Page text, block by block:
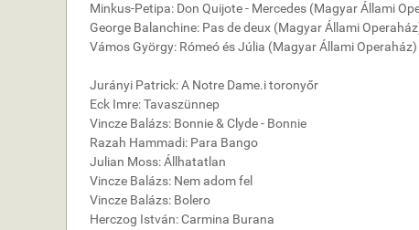
Minkus-Petipa: Don Quijote - Mercedes (Magyar Állami
George Balanchine: Pas de deux (Magyar Állami
Vámos György: Rómeó és Júlia (Magyar Állami Operaház)
Jurányi Patrick: A Notre Dame.i toronyőr
Eck Imre: Tavaszünnep
Vincze Balázs: Bonnie & Clyde - Bonnie
Razah Hammadi: Para Bango
Julian Moss: Állhatatlan
Vincze Balázs: Nem adom fel
Vincze Balázs: Bolero
Herczog István: Carmina Burana